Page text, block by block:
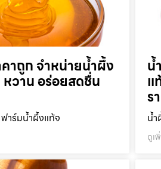
าถูก จำหน่ายน้ำผึ้ง
วาน อร่อยสดชื่น
าร์มน้ำผึ้งแท้จ
น้
แ
ร
น้
ดูเ